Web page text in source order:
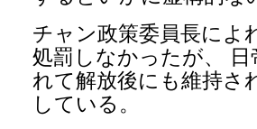
チャン政策委員長によ
処罰しなかったが、
れて解放後にも維持さ
している。